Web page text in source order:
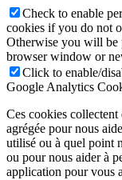
Check to enable
cookies if you do not
Otherwise you will be
browser window or
Click to enable/
Google Analytics
Ces cookies
agrégée pour nous
utilisé ou à quel point
ou pour nous aider à
application pour vous